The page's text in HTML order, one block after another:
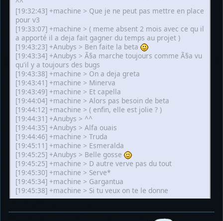
^^
[19:32:43] +machine > Que je ne peut pas mettre en place
pour v3
[19:33:07] +machine > ( meme absent 2 mois avec ce qu il
a apporté il a deja fait gagner du temps au projet )
[19:43:23] +Anubys > Ben faite la beta
[19:43:34] +Anubys > Ã§a marche toujours comme Ã§a vu
qu'il y a toujours des bugs
[19:43:38] +machine > On a deja greta
[19:43:41] +machine > Minerva
[19:43:49] +machine > Et capella
[19:44:04] +machine > Alors pas besoin de beta
[19:44:12] +machine > ( enfin, elle est jolie ? )
[19:44:31] +Anubys > ^^
[19:44:35] +Anubys > Alfa ouais
[19:44:46] +machine > Truda
[19:45:11] +machine > Esmeralda
[19:45:25] +Anubys > Belle gosse
[19:45:25] +machine > D autre verve pas du tout
[19:45:30] +machine > Serve*
[19:45:34] +machine > Gargantua
[19:45:38] +machine > Si tu veux on te le donne